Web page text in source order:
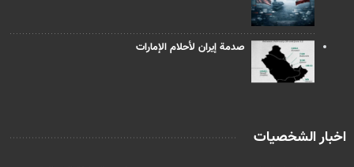
صدمة إيران لأحلام الإمارات
اخبار الشخصيات